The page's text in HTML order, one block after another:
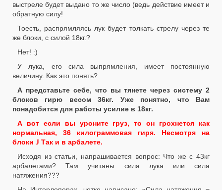
выстреле будет выдано то же число (ведь действие имеет и
обратную силу!
Тоесть, распрямляясь лук будет толкать стрелу через те
же блоки, с силой 18кг.?
Нет! :)
У лука, его сила выпрямления, имеет постоянную
величину. Как это понять?
А представьте себе, что вы тянете через систему 2
блоков гирю весом 36кг. Уже понятно, что Вам
понадобится для работы усилие в 18кг.
А вот если вы уроните груз, то он грохнется как
нормальная, 36 килограммовая гиря. Несмотря на
блоки J Так и в арбалете.
Исходя из статьи, напрашивается вопрос: Что же с 43кг
арбалетами? Там учитаны сила лука или сила
натяжения???